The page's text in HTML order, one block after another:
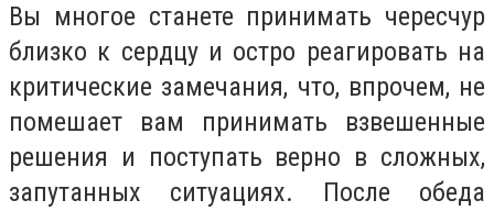
Вы многое станете принимать чересчур
близко к сердцу и остро реагировать на
критические замечания, что, впрочем, не
помешает вам принимать взвешенные
решения и поступать верно в сложных,
запутанных ситуациях. После обеда